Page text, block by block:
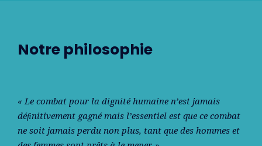
Notre philosophie
« Le combat pour la dignité humaine n’est jamais
déﬁnitivement gagné mais l’essentiel est que ce combat
ne soit jamais perdu non plus, tant que des hommes et